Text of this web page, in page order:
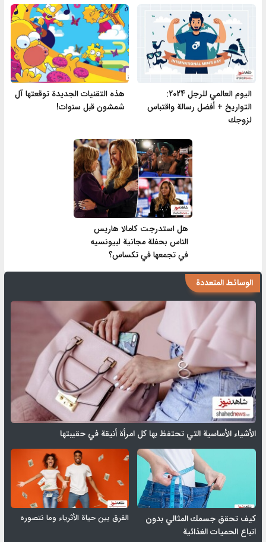
اليوم العالمي للرجل 2024:
التواريخ + أفضل رسالة واقتباس
لزوجك
هذه التقنيات الجديدة توقعتها آل
شمشون قبل سنوات!
هل استدرجت كامالا هاريس
الناس بحفلة مجانية لبيونسيه
في تجمعها في تكساس؟
الوسائط المتعددة
الأشياء الأساسية التي تحتفظ بها كل امرأة أنيقة في حقيبتها
كيف تحقق جسمك المثالي بدون
اتباع الحميات الغذائية
الفرق بين حياة الأثرياء وما نتصوره